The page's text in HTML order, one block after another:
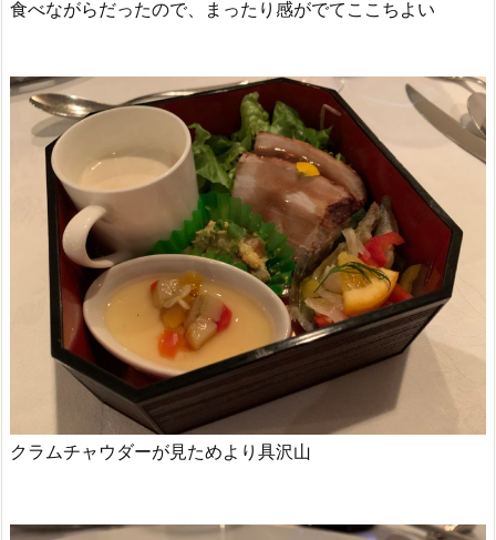
食べながらだったので、まったり感がでてここちよい
クラムチャウダーが見ためより具沢山